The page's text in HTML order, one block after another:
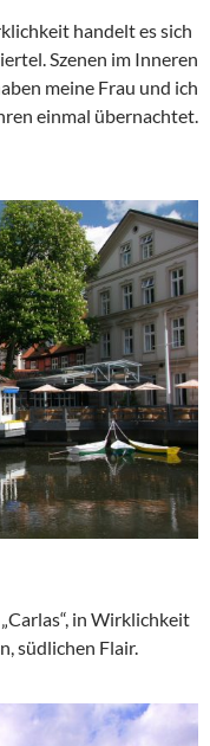
handelt es sich
Szenen im Inneren
meine Frau und ich
einmal übernachtet.
in Wirklichkeit
südlichen Flair.